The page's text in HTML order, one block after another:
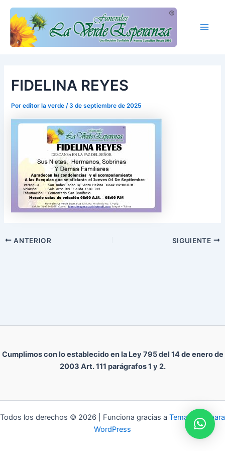
contenido
FIDELINA REYES
Poreditor la verde/3 de septiembre de 2025
ANTERIOR SIGUIENTE
Cumplimos con lo establecido en la Ley 795 del 14 de enero de
2003 Art. 111 parágrafos 1 y 2.
Todos los derechos © 2026 | Funciona gracias a Tema Astra para
WordPress